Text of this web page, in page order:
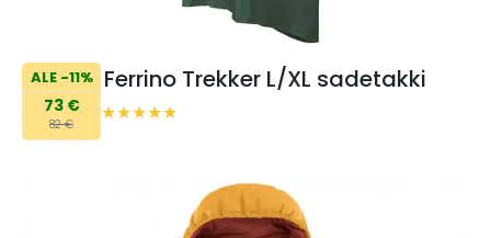
ALE -11%
73 €
82 €
Ferrino Trekker L/XL sadetakki